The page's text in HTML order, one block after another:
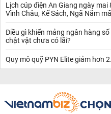
Lịch cúp điện An Giang ngày mai
Vĩnh Châu, Kế Sách, Ngã Năm
Điều gì khiến mảng ngân hàng
chật vật chưa có lãi?
Quy mô quỹ PYN Elite giảm hơn